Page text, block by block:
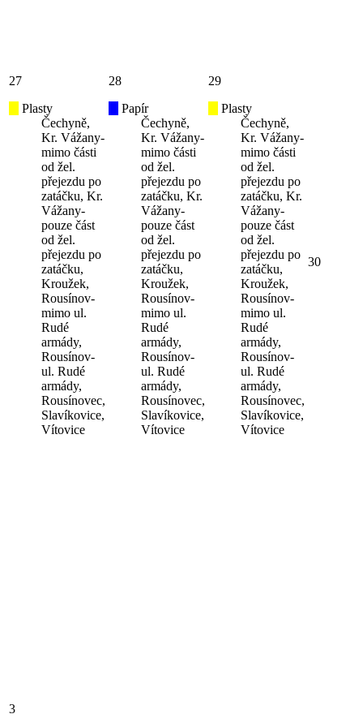
27
Plasty
Čechyně,
Kr. Vážany-
mimo části
od žel.
přejezdu po
zatáčku, Kr.
Vážany-
pouze část
od žel.
přejezdu po
zatáčku,
Kroužek,
Rousínov-
mimo ul.
Rudé
armády,
Rousínov-
ul. Rudé
armády,
Rousínovec,
Slavíkovice,
Vítovice
28
Papír
Čechyně,
Kr. Vážany-
mimo části
od žel.
přejezdu po
zatáčku, Kr.
Vážany-
pouze část
od žel.
přejezdu po
zatáčku,
Kroužek,
Rousínov-
mimo ul.
Rudé
armády,
Rousínov-
ul. Rudé
armády,
Rousínovec,
Slavíkovice,
Vítovice
29
Plasty
Čechyně,
Kr. Vážany-
mimo části
od žel.
přejezdu po
zatáčku, Kr.
Vážany-
pouze část
od žel.
přejezdu po
zatáčku,
Kroužek,
Rousínov-
mimo ul.
Rudé
armády,
Rousínov-
ul. Rudé
armády,
Rousínovec,
Slavíkovice,
Vítovice
30
3